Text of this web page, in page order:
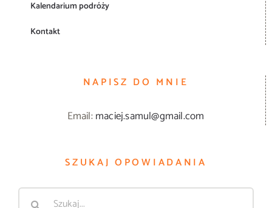
Kalendarium podróży
Kontakt
NAPISZ DO MNIE
Email:maciej.samul@gmail.com
SZUKAJ OPOWIADANIA